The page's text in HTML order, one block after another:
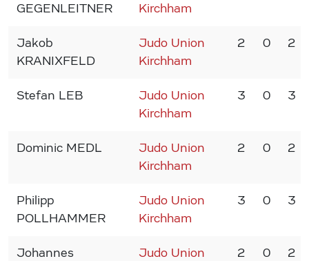
GEGENLEITNER
Kirchham
Jakob
KRANIXFELD
Judo Union
Kirchham
2 0 2
Stefan LEB
Judo Union
Kirchham
3 0 3
Dominic MEDL
Judo Union
Kirchham
2 0 2
Philipp
POLLHAMMER
Judo Union
Kirchham
3 0 3
Johannes
Judo Union
2 0 2